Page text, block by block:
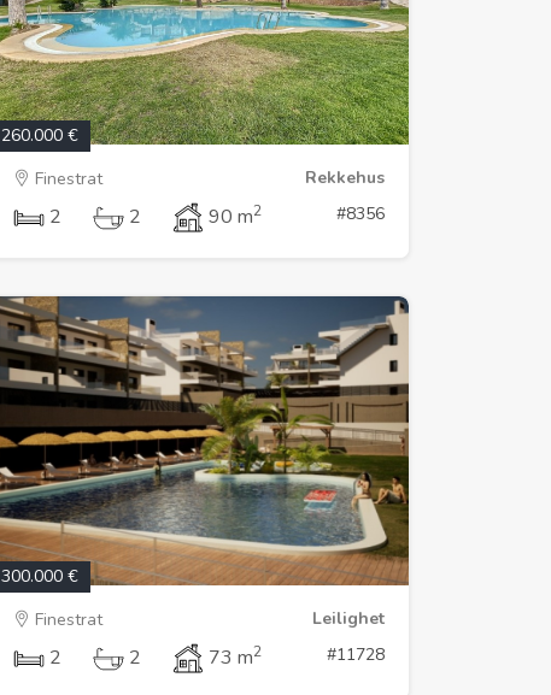
260.000 €
Finestrat
Rekkehus
2 2 90 m2 #8356
300.000 €
Finestrat
Leilighet
2 2 73 m2 #11728